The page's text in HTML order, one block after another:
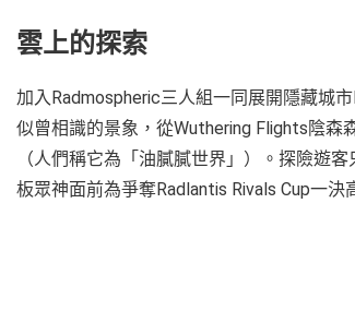
雲上的探索
加入Radmospheric三人組一同展開隱藏城
似曾相識的景象，從Wuthering Flights陰
（人們稱它為「油膩膩世界」）。探險遊
板眾神面前為爭奪Radlantis Rivals Cup一決